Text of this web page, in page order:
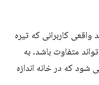
کاربرانی که تیره
متفاوت باشد. به
شود که در خانه اندازه